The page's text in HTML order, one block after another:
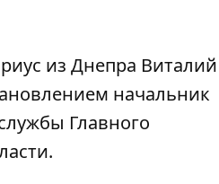
из Днепра Виталий
начальник
Главного